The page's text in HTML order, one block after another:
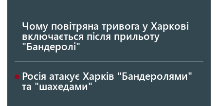
Чому повітряна тривога у Харкові
включається після прильоту
"Бандеролі"
Росія атакує Харків "Бандеролями"
та "шахедами"